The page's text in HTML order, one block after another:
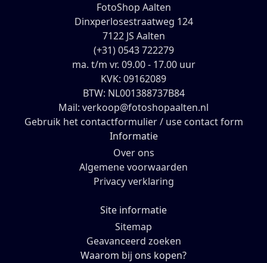
FotoShop Aalten
Dinxperlosestraatweg 124
7122 JS Aalten
(+31) 0543 722279
ma. t/m vr. 09.00 - 17.00 uur
KVK: 09162089
BTW: NL001388737B84
Mail: verkoop@fotoshopaalten.nl
Gebruik het contactformulier / use contact form
Informatie
Over ons
Algemene voorwaarden
Privacy verklaring
Site informatie
Sitemap
Geavanceerd zoeken
Waarom bij ons kopen?